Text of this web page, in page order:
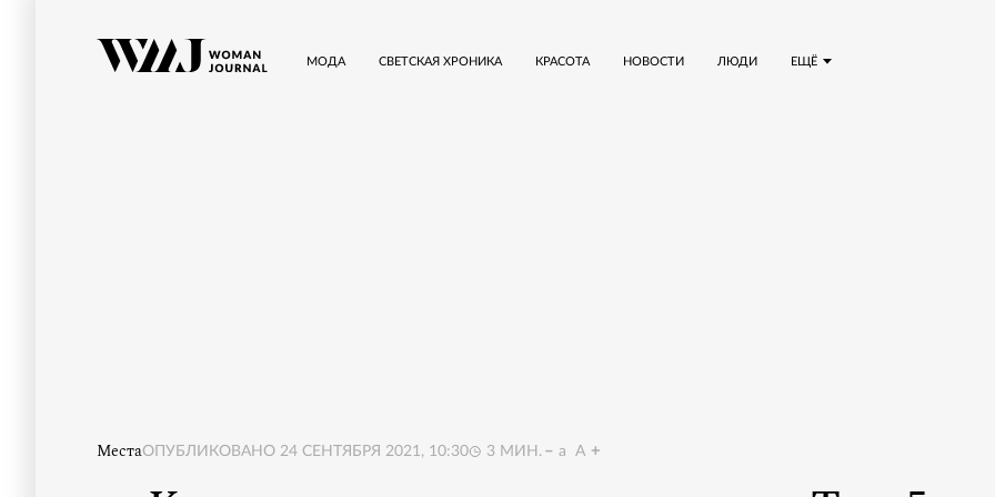
ЕЩЁ
МОДА СВЕТСКАЯ ХРОНИКА КРАСОТА НОВОСТИ ЛЮДИ
МестаОПУБЛИКОВАНО 24 СЕНТЯБРЯ 2021, 10:30 3 МИН. a A